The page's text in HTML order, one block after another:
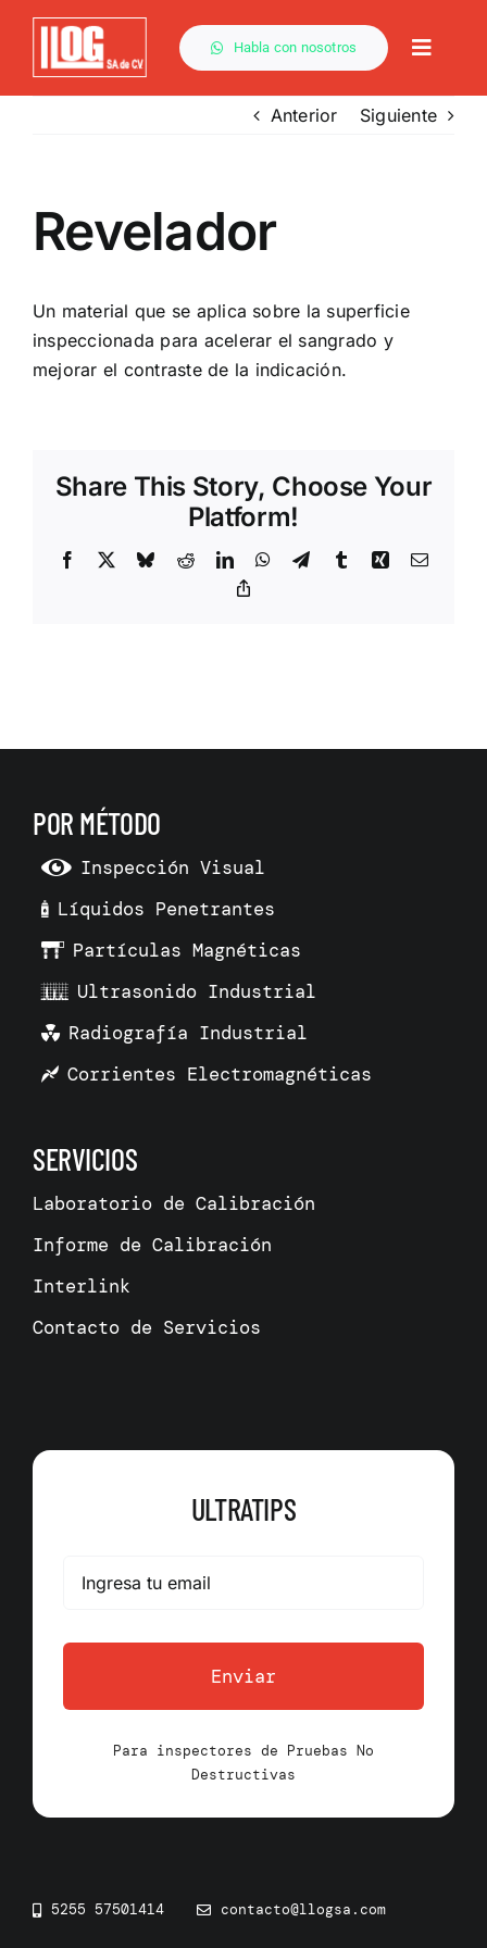
Saltar
contenido
Habla con nosotros
Toggle
Anterior Siguiente
Revelador
Un material que se aplica sobre la superficie
inspeccionada para acelerar el sangrado y
mejorar el contrastede la indicación.
Share This Story, Choose Your
Platform!
Facebook BlueskyRedditLinkedInWhatsApp
TelegramTumblrXing Correo
POR MÉTODO
Inspección Visual
Líquidos Penetrantes
Partículas Magnéticas
Ultrasonido Industrial
Radiografía Industrial
Corrientes Electromagnéticas
SERVICIOS
Laboratorio de Calibración
Informe de Calibración
Interlink
Contacto de Servicios
ULTRATIPS
Enviar
Para inspectores de Pruebas No
Destructivas
5255 57501414 contacto@llogsa.com